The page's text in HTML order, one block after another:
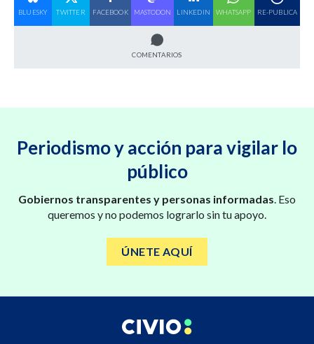
BLUESKY TWITTER FACEBOOK MASTODON LINKEDIN WHATSAPP RE-PUBLICA
COMENTARIOS
Periodismo y acción para vigilar lo
público
Gobiernos transparentes y personas informadas . Eso
queremos y no podemos lograrlo sin tu apoyo.
ÚNETE AQUÍ